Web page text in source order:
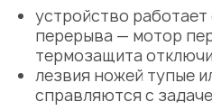
устройство
перерыва — мотор
термозащита
лезвия ножей тупые
справляются с